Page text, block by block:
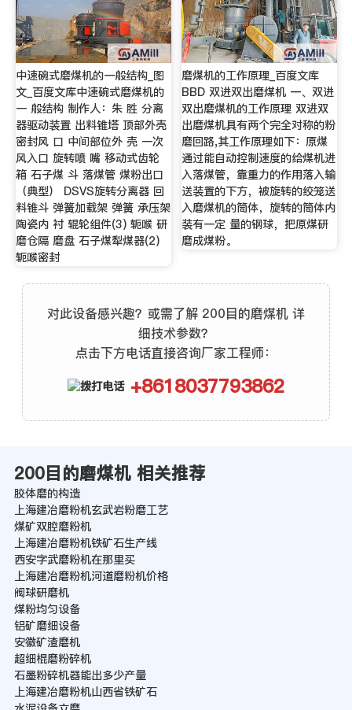
中速碗式磨煤机的一般结构_图
文_百度文库中速碗式磨煤机的
一 般结构 制作人：朱 胜 分离
器驱动装置 出料锥塔 顶部外壳
密封风 口 中间部位外 壳 一次
风入口 旋转喷 嘴 移动式齿轮
箱 石子煤 斗 落煤管 煤粉出口
（典型） DSVS旋转分离器 回
料锥斗 弹簧加载架 弹簧 承压架
陶瓷内 衬 辊轮组件(3) 轭喉 研
磨仓隔 磨盘 石子煤犁煤器(2)
轭喉密封
磨煤机的工作原理_百度文库
BBD 双进双出磨煤机 一、双进
双出磨煤机的工作原理 双进双
出磨煤机具有两个完全对称的粉
磨回路,其工作原理如下：原煤
通过能自动控制速度的给煤机进
入落煤管，靠重力的作用落入输
送装置的下方，被旋转的绞笼送
入磨煤机的筒体，旋转的筒体内
装有一定 量的钢球，把原煤研
磨成煤粉。
对此设备感兴趣？或需了解 200目的磨煤机 详
细技术参数？
点击下方电话直接咨询厂家工程师：
+8618037793862
200目的磨煤机 相关推荐
胶体磨的构造
上海建冶磨粉机玄武岩粉磨工艺
煤矿双腔磨粉机
上海建冶磨粉机铁矿石生产线
西安字武磨粉机在那里买
上海建冶磨粉机河道磨粉机价格
阀球研磨机
煤粉均匀设备
铝矿磨细设备
安徽矿渣磨机
超细棍磨粉碎机
石墨粉碎机器能出多少产量
上海建冶磨粉机山西省铁矿石